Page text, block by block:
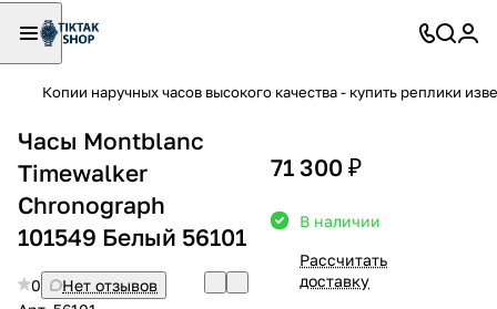
Копии наручных часов высокого качества - купить реплики
Часы Montblanc
Timewalker
Chronograph
101549 Белый 56101
0
Нет отзывов
71 300 ₽
В наличии
Рассчитать
доставку